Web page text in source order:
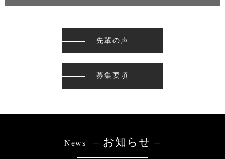
先輩の声
募集要項
News – お知らせ –